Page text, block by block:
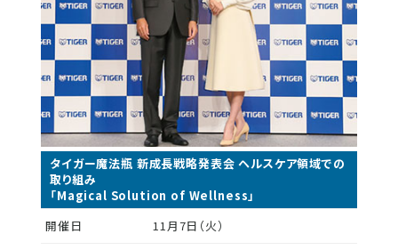
タイガー魔法瓶 新成長戦略発表会 ヘルスケア領域での
取り組み
「Magical Solution of Wellness」
開催日
11月7日（火）